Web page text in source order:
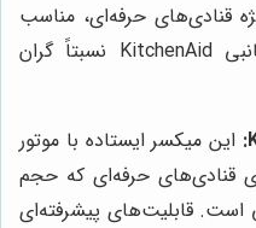
قنادی‌های حرفه‌ای، مناسب
نباشد. علاوه بر این، قطعات جانبی KitchenAid نسبتاً گران
این میکسر ایستاده با موتور
قنادی‌های حرفه‌ای که حجم
است. قابلیت‌های پیشرفته‌ای